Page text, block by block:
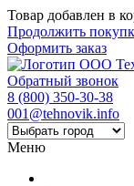
Товар добавлен в
Продолжить
Оформить заказ
Обратный звонок
8 (800) 350-30-38
001@tehnovik.info
Меню